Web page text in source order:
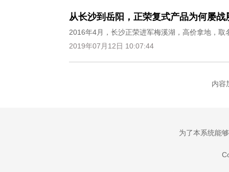
从长沙到岳阳，正荣复式产品为何屡战
2016年4月，长沙正荣进军梅溪湖，高价拿地，取
2019年07月12日 10:07:44
内容
为了本系统能